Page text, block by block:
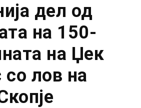
дел од
на 150-
на Џек
лов на